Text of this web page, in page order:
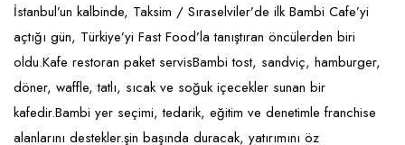
İstanbul’un kalbinde, Taksim / Sıraselviler’de ilk Bambi Cafe’yi
açtığı gün, Türkiye’yi Fast Food’la tanıştıran öncülerden biri
oldu.Kafe restoran paket servisBambi tost, sandviç, hamburger,
döner, waffle, tatlı, sıcak ve soğuk içecekler sunan bir
kafedir.Bambi yer seçimi, tedarik, eğitim ve denetimle franchise
alanlarını destekler.şin başında duracak, yatırımını öz